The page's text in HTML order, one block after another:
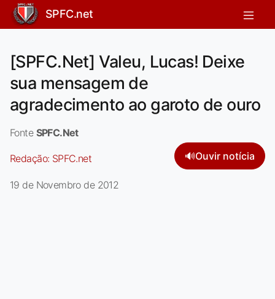
SPFC.net
[SPFC.Net] Valeu, Lucas! Deixe
sua mensagem de
agradecimento ao garoto de ouro
Fonte SPFC.Net
Redação: SPFC.net 🔊Ouvir notícia
19 de Novembro de 2012